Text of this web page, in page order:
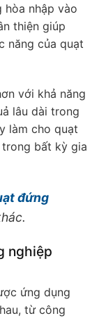
hòa nhập vào
thiện giúp
năng của quạt
với khả năng
lâu dài trong
làm cho quạt
bất kỳ gia
đứng
nghiệp
ứng dụng
từ công